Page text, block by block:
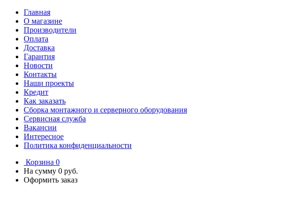
Главная
О магазине
Производители
Оплата
Доставка
Гарантия
Новости
Контакты
Наши проекты
Кредит
Как заказать
Сборка монтажного и серверного оборудования
Сервисная служба
Вакансии
Интересное
Политика конфиденциальности
Корзина 0
На сумму 0 руб.
Оформить заказ